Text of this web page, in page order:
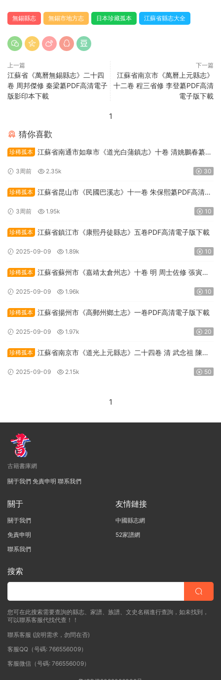
無錫縣志 無錫市地方志 日本珍藏孤本 江蘇省縣志大全
上一篇
江蘇省《萬曆無錫縣志》二十四
卷 周邦傑修 秦梁纂PDF高清電子
版影印本下載
下一篇
江蘇省南京市《萬曆上元縣志》
十二卷 程三省修 李登纂PDF高清
電子版下載
1
猜你喜歡
珍稀孤本 江蘇省南通市如臯市《道光白蒲鎮志》十卷 清姚鵬春纂修
3周前 2.35k 30
珍稀孤本 江蘇省昆山市《民國巴溪志》十一卷 朱保熙纂PDF高清電
3周前 1.95k 10
珍稀孤本 江蘇省鎮江市《康熙丹徒縣志》五卷PDF高清電子版下載
2025-09-09 1.89k 10
珍稀孤本 江蘇省蘇州市《嘉靖太倉州志》十卷 明 周士佐修 張寅纂
2025-09-09 1.96k 10
珍稀孤本 江蘇省揚州市《高郵州鄉土志》一卷PDF高清電子版下載
2025-09-09 1.97k 20
珍稀孤本 江蘇省南京市《道光上元縣志》二十四卷 清 武念祖 陳道
2025-09-09 2.15k 50
1
古籍書庫網
關于我們 免責申明 聯系我們
關于
關于我們
免責申明
聯系我們
友情鏈接
中國縣志網
52家譜網
搜索
您可在此搜索需要查詢的縣志、家譜、族譜、文史名稱進行查詢，如未找到，
可以聯系客服代找代查！！
聯系客服 (說明需求，勿問在否)
客服QQ（号碼: 766556009）
客服微信（号碼: 766556009）